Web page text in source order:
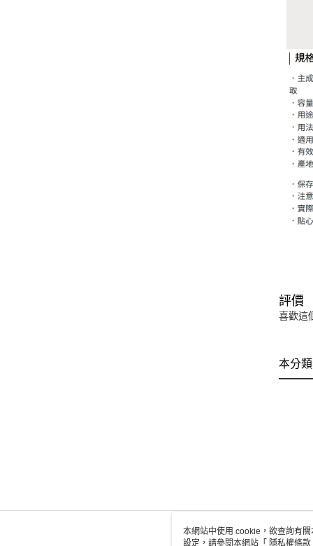
評價
喜歡這
本分
本網站中使用 cookie，欲查詢有
設定，請參閱本網站「 隱私權條款